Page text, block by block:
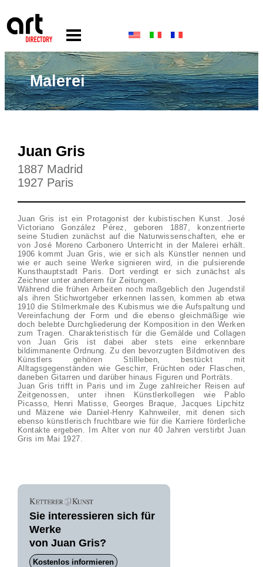
Malerei
Juan Gris
1887 Madrid
1927 Paris
Juan Gris ist ein Protagonist der kubistischen Kunst. José
Victoriano González Pérez, geboren 1887, konzentrierte
seine Studien zunächst auf die Naturwissenschaften, ehe er
von José Moreno Carbonero Unterricht in der Malerei erhält.
1906 kommt Juan Gris, wie er sich als Künstler nennen und
wie er auch seine Werke signieren wird, in die pulsierende
Kunsthauptstadt Paris. Dort verdingt er sich zunächst als
Zeichner unter anderem für Zeitungen.
Während die frühen Arbeiten noch maßgeblich den Jugendstil
als ihren Stichwortgeber erkennen lassen, kommen ab etwa
1910 die Stilmerkmale des Kubismus wie die Aufspaltung und
Vereinfachung der Form und die ebenso gleichmäßige wie
doch belebte Durchgliederung der Komposition in den Werken
zum Tragen. Charakteristisch für die Gemälde und Collagen
von Juan Gris ist dabei aber stets eine erkennbare
bildimmanente Ordnung. Zu den bevorzugten Bildmotiven des
Künstlers gehören Stillleben, bestückt mit
Alltagsgegenständen wie Geschirr, Früchten oder Flaschen,
daneben Gitarren und darüber hinaus Figuren und Porträts.
Juan Gris trifft in Paris und im Zuge zahlreicher Reisen auf
Zeitgenossen, unter ihnen Künstlerkollegen wie Pablo
Picasso, Henri Matisse, Georges Braque, Jacques Lipchitz
und Mäzene wie Daniel-Henry Kahnweiler, mit denen sich
ebenso künstlerisch fruchtbare wie für die Karriere förderliche
Kontakte ergeben. Im Alter von nur 40 Jahren verstirbt Juan
Gris im Mai 1927.
Sie interessieren sich für
Werke
von Juan Gris?
Kostenlos informieren